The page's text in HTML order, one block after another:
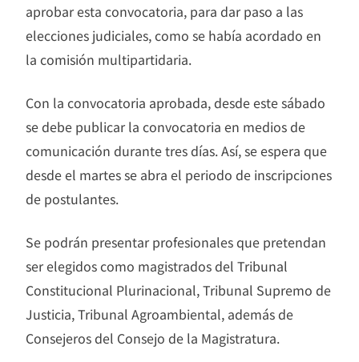
aprobar esta convocatoria, para dar paso a las
elecciones judiciales, como se había acordado en
la comisión multipartidaria.
Con la convocatoria aprobada, desde este sábado
se debe publicar la convocatoria en medios de
comunicación durante tres días. Así, se espera que
desde el martes se abra el periodo de inscripciones
de postulantes.
Se podrán presentar profesionales que pretendan
ser elegidos como magistrados del Tribunal
Constitucional Plurinacional, Tribunal Supremo de
Justicia, Tribunal Agroambiental, además de
Consejeros del Consejo de la Magistratura.